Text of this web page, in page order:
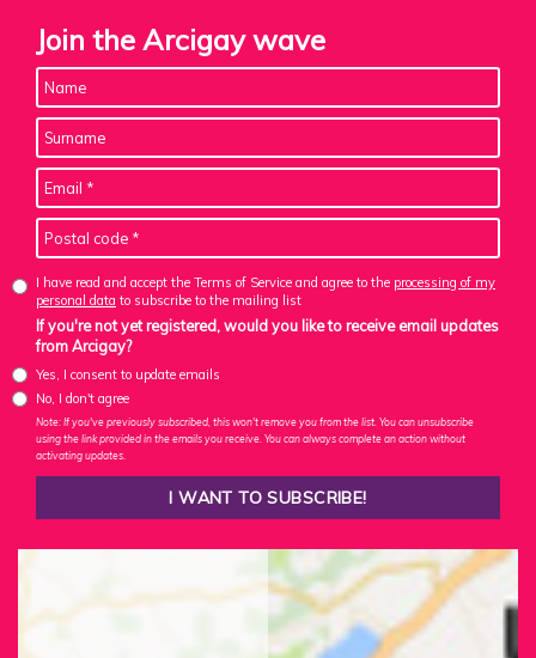
Join the Arcigay wave
I have read and accept the Terms of Service and agree to the processing of my
personal data to subscribe to the mailing list
If you're not yet registered, would you like to receive email updates
from Arcigay?
Yes, I consent to update emails
No, I don't agree
Note: If you've previously subscribed, this won't remove you from the list. You can unsubscribe
using the link provided in the emails you receive. You can always complete an action without
activating updates.